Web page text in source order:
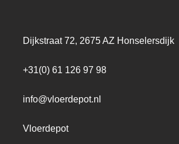
Dijkstraat 72, 2675 AZ Honselersdijk
+31(0) 61 126 97 98
info@vloerdepot.nl
Vloerdepot